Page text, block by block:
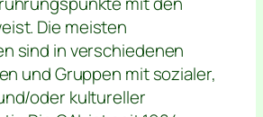
Die meisten
sind in verschiedenen
und Gruppen mit sozialer,
oder kultureller